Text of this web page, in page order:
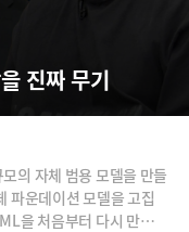
진짜 무기
의 자체 범용 모델을 만들
파운데이션 모델을 고집
을 처음부터 다시 만들겠